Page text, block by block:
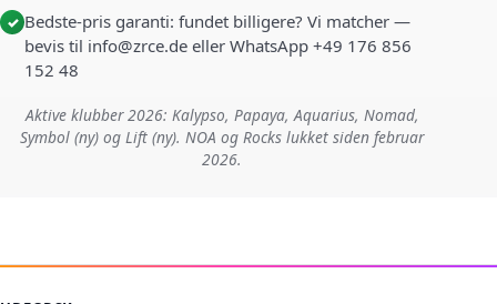
✓ Bedste-pris garanti: fundet billigere? Vi matcher —
bevis til info@zrce.de eller WhatsApp +49 176 856
152 48
Aktive klubber 2026: Kalypso, Papaya, Aquarius, Nomad,
Symbol (ny) og Lift (ny). NOA og Rocks lukket siden februar
2026.